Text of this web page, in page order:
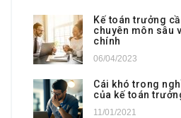
Kế toán trưởng
chuyên môn sâu
chính
06/04/2023
Cái khó trong
của kế toán
11/01/2021